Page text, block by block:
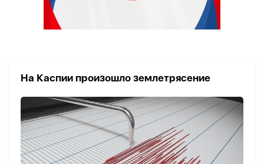
На Каспии произошло землетрясение